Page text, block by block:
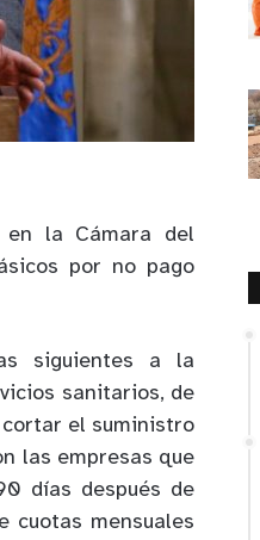
en la Cámara del
por no pago
siguientes a la
sanitarios, de
el suministro
las empresas que
días después de
cuotas mensuales